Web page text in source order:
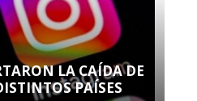
LA CAÍDA DE
PAÍSES